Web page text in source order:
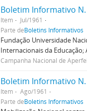
Boletim Informativo
Item
Jul/1961
Parte deBoletins Informativos
Fundação Universidade
Internacionais da Educação;
Campanha Nacional de
Boletim Informativo
Item
Ago/1961
Parte deBoletins Informativos